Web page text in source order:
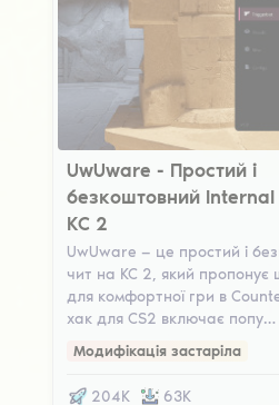
UwUware V2
UwUware - Простий і
безкоштовний Internal
КС 2
UwUware — це простий і
чит на КС 2, який пропонує
для комфортної гри в
хак для CS2 включає попу…
Модифікація застаріла
204K 63K